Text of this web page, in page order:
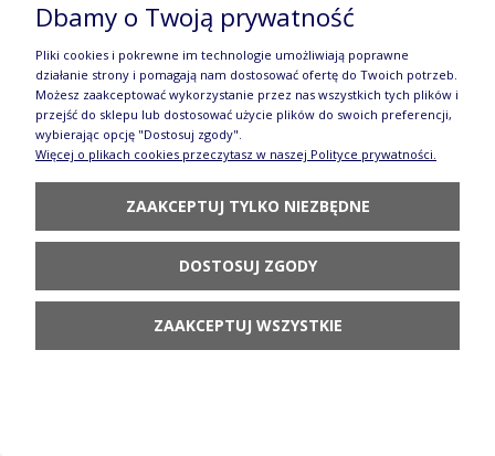
DOSTĘPNOŚCI
Filiżanka i spodek do podwójnego espresso V
0,07 L Bolesławiec GU1121DEK1149
93,90 zł
Dbamy o Twoją prywatność
Pliki cookies i pokrewne im technologie umożliwiają poprawne
działanie strony i pomagają nam dostosować ofertę do Twoich potrzeb.
Możesz zaakceptować wykorzystanie przez nas wszystkich tych plików i
przejść do sklepu lub dostosować użycie plików do swoich preferencji,
wybierając opcję "Dostosuj zgody".
Więcej o plikach cookies przeczytasz w naszej Polityce prywatności.
ZAAKCEPTUJ TYLKO NIEZBĘDNE
DOSTOSUJ ZGODY
ZAAKCEPTUJ WSZYSTKIE